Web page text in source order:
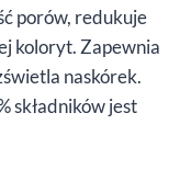
porów, redukuje
koloryt. Zapewnia
naskórek.
składników jest